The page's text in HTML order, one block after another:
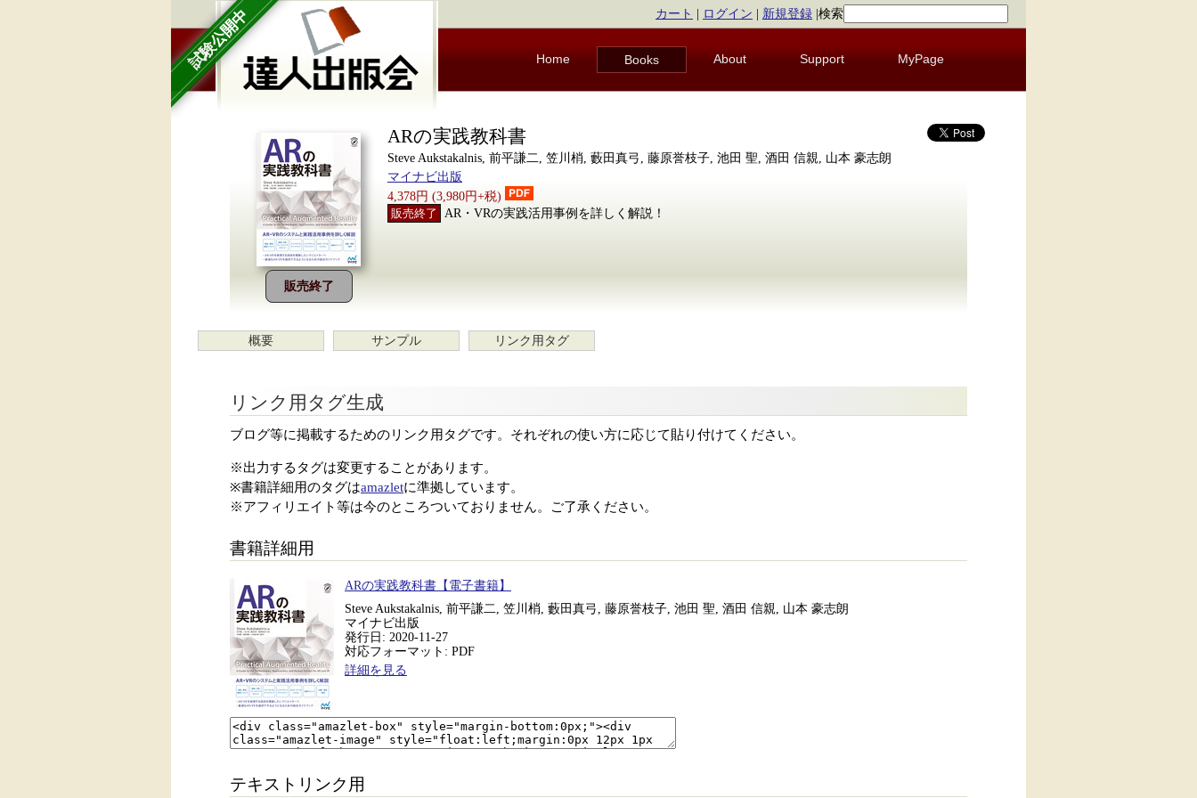
試験公開中 カート ログイン 新規登録 検索
Home Books About Support MyPage
販売終了
ARの実践教科書
Steve Aukstakalnis, 前平謙二, 笠川梢, 藪田真弓, 藤原誉枝子, 池田 聖, 酒田 信親, 山本 豪志朗
マイナビ出版
4,378円 (3,980円+税)
販売終了
AR・VRの実践活用事例を詳しく解説！
概要 サンプル リンク用タグ
リンク用タグ生成
ブログ等に掲載するためのリンク用タグです。それぞれの使い方に応じて貼り付けてください。
※出力するタグは変更することがあります。
※書籍詳細用のタグはamazletに準拠しています。
※アフィリエイト等は今のところついておりません。ご了承ください。
書籍詳細用
ARの実践教科書【電子書籍】
Steve Aukstakalnis, 前平謙二, 笠川梢, 藪田真弓, 藤原誉枝子, 池田 聖, 酒田 信親, 山本 豪志朗
マイナビ出版
発行日: 2020-11-27
対応フォーマット: PDF
詳細を見る
テキストリンク用